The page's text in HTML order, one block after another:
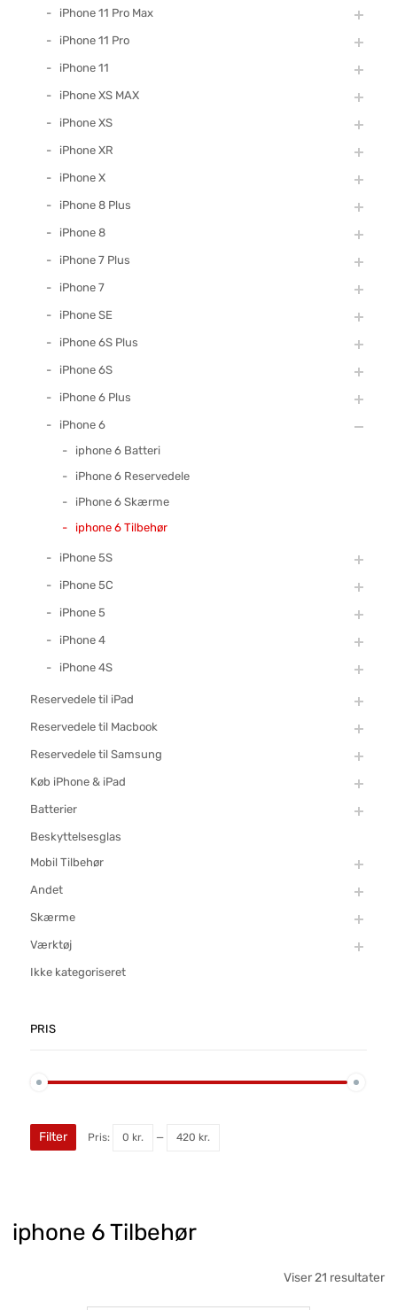
iphone 6 Tilbehør
Viser 21 resultater
iPhone 11 Pro Max
iPhone 11 Pro
iPhone 11
iPhone XS MAX
iPhone XS
iPhone XR
iPhone X
iPhone 8 Plus
iPhone 8
iPhone 7 Plus
iPhone 7
iPhone SE
iPhone 6S Plus
iPhone 6S
iPhone 6 Plus
iPhone 6
iphone 6 Batteri
iPhone 6 Reservedele
iPhone 6 Skærme
iphone 6 Tilbehør
iPhone 5S
iPhone 5C
iPhone 5
iPhone 4
iPhone 4S
Reservedele til iPad
Reservedele til Macbook
Reservedele til Samsung
Køb iPhone & iPad
Batterier
Beskyttelsesglas
Mobil Tilbehør
Andet
Skærme
Værktøj
Ikke kategoriseret
PRIS
Filter Pris: 0 kr. — 420 kr.